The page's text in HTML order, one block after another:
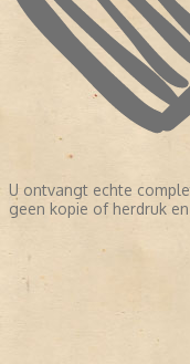
U ontvangt echte
geen kopie of herdruk